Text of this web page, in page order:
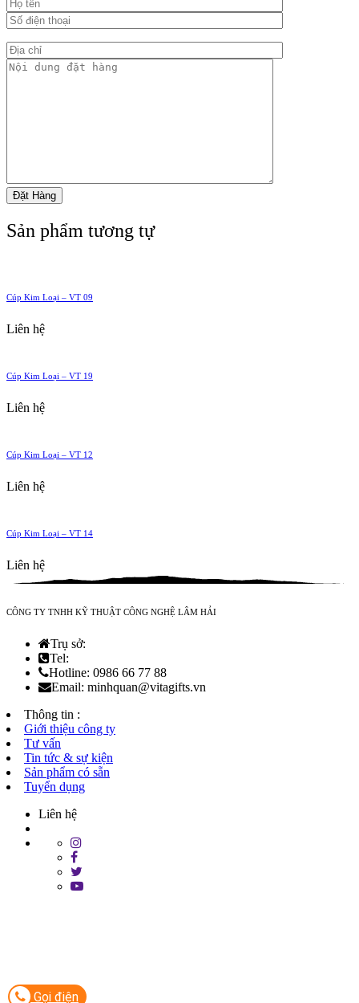
Sản phẩm tương tự
Cúp Kim Loại – VT 09
Liên hệ
Cúp Kim Loại – VT 19
Liên hệ
Cúp Kim Loại – VT 12
Liên hệ
Cúp Kim Loại – VT 14
Liên hệ
CÔNG TY TNHH KỸ THUẬT CÔNG NGHỆ LÂM HẢI
Trụ sở:
Tel:
Hotline: 0986 66 77 88
Email: minhquan@vitagifts.vn
Thông tin :
Giới thiệu công ty
Tư vấn
Tin tức & sự kiện
Sản phẩm có sẵn
Tuyển dụng
Liên hệ
Gọi điện